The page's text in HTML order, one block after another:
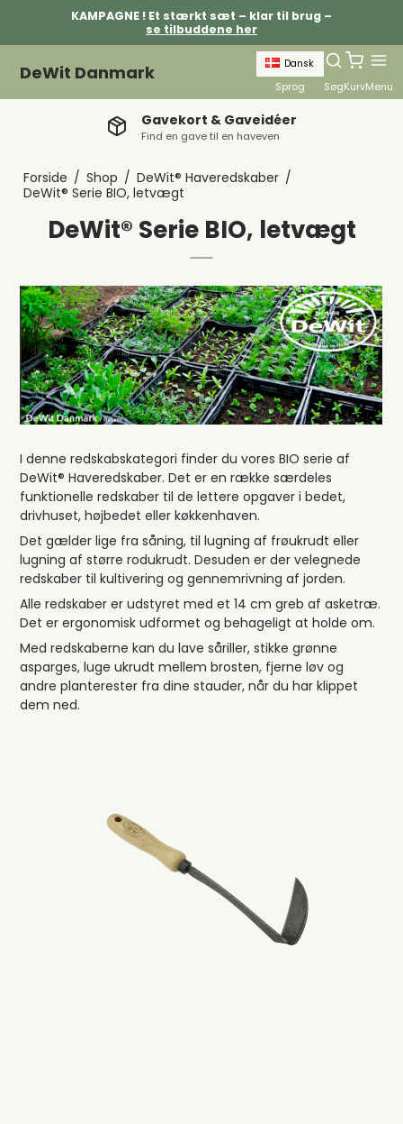
KAMPAGNE ! Et stærkt sæt – klar til brug –
se tilbuddene her
DeWit Danmark Dansk
Sprog SøgKurvMenu
Kundeservice for private & erhverv
Vores venlig kundeservice er klar 365 dage om året
Forside / Shop / DeWit® Haveredskaber /
DeWit® Serie BIO, letvægt
DeWit® Serie BIO, letvægt
I denne redskabskategori finder du vores BIO serie af
DeWit® Haveredskaber. Det er en række særdeles
funktionelle redskaber til de lettere opgaver i bedet,
drivhuset, højbedet eller køkkenhaven.
Det gælder lige fra såning, til lugning af frøukrudt eller
lugning af større rodukrudt. Desuden er der velegnede
redskaber til kultivering og gennemrivning af jorden.
Alle redskaber er udstyret med et 14 cm greb af asketræ.
Det er ergonomisk udformet og behageligt at holde om.
Med redskaberne kan du lave såriller, stikke grønne
asparges, luge ukrudt mellem brosten, fjerne løv og
andre planterester fra dine stauder, når du har klippet
dem ned.